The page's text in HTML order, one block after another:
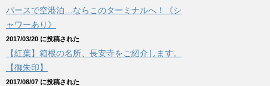
パースで空港泊…ならこのターミナルへ！《シ
ャワーあり》
2017/03/20 に投稿された
【紅葉】箱根の名所、長安寺をご紹介します。
【御朱印】
2017/08/07 に投稿された